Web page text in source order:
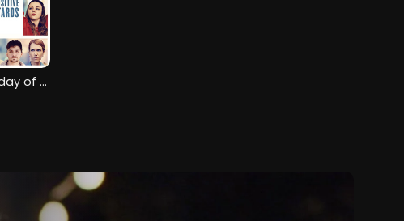
The Heyday of the Insensitive Bastards